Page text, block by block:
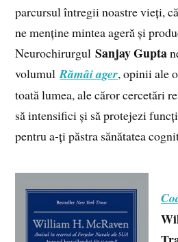
parcursul întregii noastre vieți,
ne menține mintea ageră și
NeurochirurgulSanjay Gupta
volumulRămâi ager, opinii ale
toată lumea, ale căror cercetări
să intensifici și să protejezi
pentru a-ți păstra sănătatea